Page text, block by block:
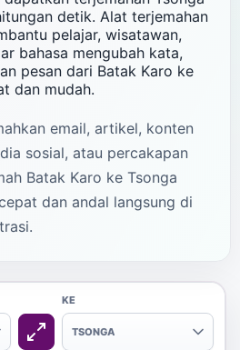
detik. Alat terjemahan
pelajar, wisatawan,
bahasa mengubah kata,
pesan dari Batak Karo ke
dan mudah.
email, artikel, konten
sosial, atau percakapan
Batak Karo ke Tsonga
dan andal langsung di
KE
TSONGA